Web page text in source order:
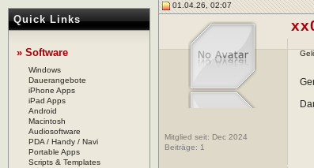
Quick Links
» Software
Windows
Dauerangebote
iPhone Apps
iPad Apps
Android
Macintosh
Audiosoftware
PDA / Handy / Navi
Portable Apps
Scripts & Templates
01.04.26, 02:07
Mitglied seit: Dec 2024
Beiträge: 1